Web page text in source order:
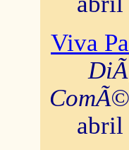
Viva
abril